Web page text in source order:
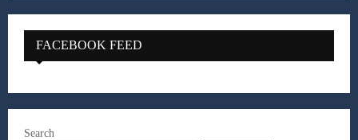
FACEBOOK FEED
Search